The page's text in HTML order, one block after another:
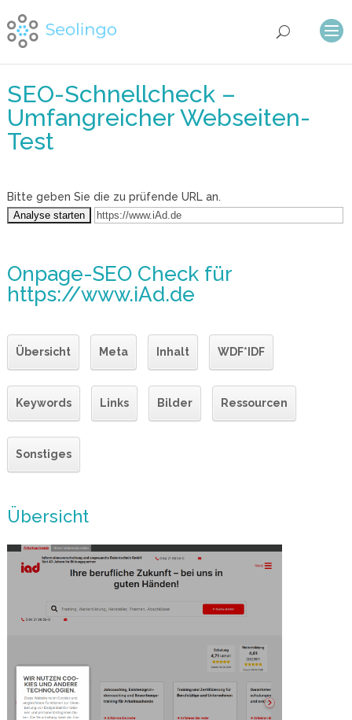
SEO-Schnellcheck –
Umfangreicher Webseiten-
Test
Bitte geben Sie die zu prüfende URL an.
Onpage-SEO Checkfür
https://www.iAd.de
Übersicht Meta Inhalt WDF*IDF
Keywords Links Bilder Ressourcen
Sonstiges
Übersicht